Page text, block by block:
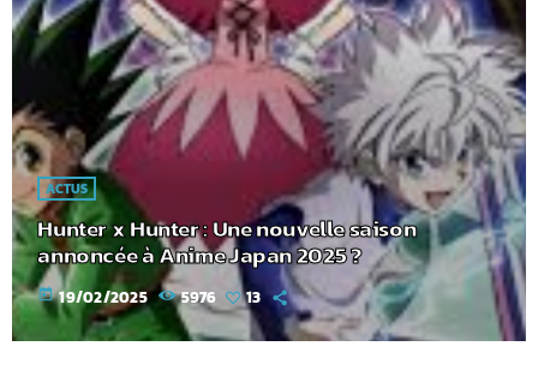
ACTUS
Hunter x Hunter : Une nouvelle saison
annoncée à Anime Japan 2025 ?
today 19/02/2025 5976 13